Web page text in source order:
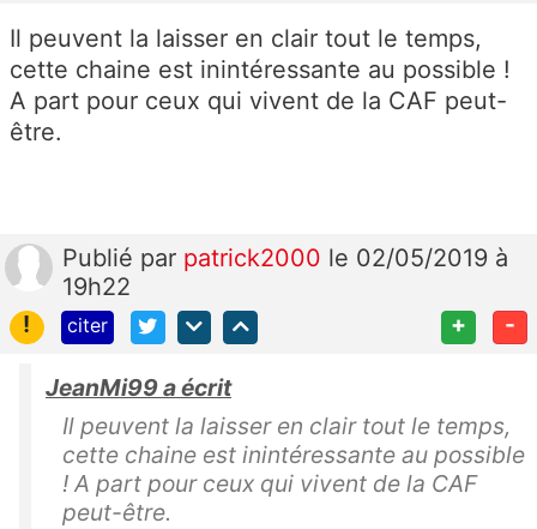
Il peuvent la laisser en clair tout le temps,
cette chaine est inintéressante au possible !
A part pour ceux qui vivent de la CAF peut-
être.
Publié par patrick2000 le 02/05/2019 à
19h22
!
citer + -
JeanMi99 a écrit
Il peuvent la laisser en clair tout le temps,
cette chaine est inintéressante au possible
! A part pour ceux qui vivent de la CAF
peut-être.